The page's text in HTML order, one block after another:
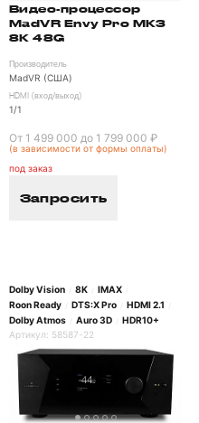
Видео-процессор
MadVR Envy Pro MK3
8K 48G
Производитель
MadVR (США)
HDMI (вход/выход)
1/1
От 1 499 000 до 1 799 000 ₽
(в зависимости от формы оплаты)
под заказ
Запросить
Dolby Vision 8K IMAX
Roon Ready DTS:X Pro HDMI 2.1
Dolby Atmos Auro 3D
HDR10+
Артикул: 58587-22